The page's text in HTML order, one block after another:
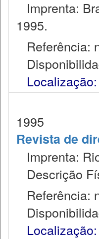
Imprenta:
1995.
Referência:
Localização:
1995
Revista de
Imprenta:
Descrição
Referência:
Localização: